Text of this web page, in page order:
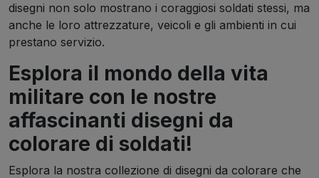
disegni non solo mostrano i coraggiosi soldati stessi, ma
anche le loro attrezzature, veicoli e gli ambienti in cui
prestano servizio.
Esplora il mondo della vita
militare con le nostre
affascinanti disegni da
colorare di soldati!
Esplora la nostra collezione di disegni da colorare che